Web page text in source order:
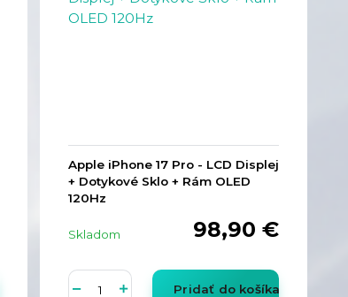
Apple iPhone 17 Pro - LCD Displej
+ Dotykové Sklo + Rám OLED
120Hz
98,90 €
Skladom
Pridať do košíka